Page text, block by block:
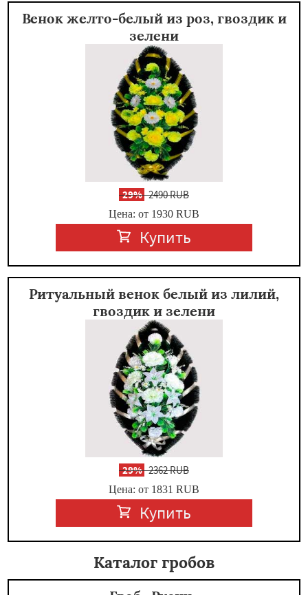
Венок желто-белый из роз, гвоздик и
зелени
-29%2490 RUB
Цена: от 1930 RUB
Купить
Ритуальный венок белый из лилий,
гвоздик и зелени
-29%2362 RUB
Цена: от 1831 RUB
Купить
Каталог гробов